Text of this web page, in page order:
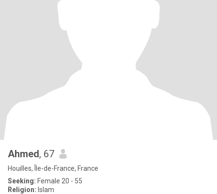
Ahmed, 67
Houilles, Île-de-France, France
Seeking: Female 20 - 55
Religion: Islam